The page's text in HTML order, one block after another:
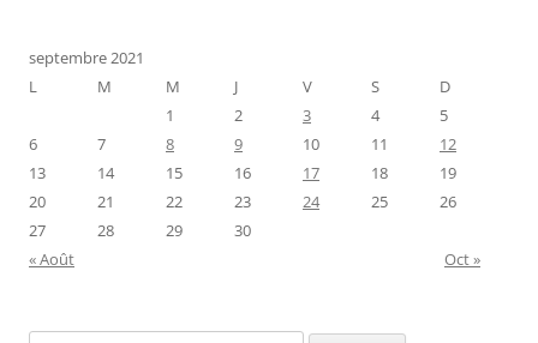
septembre 2021
L
M M J V S
D
1
2 3 4
5
6
7 8 9 10 11
12
13
14 15 16 17 18
19
20
21 22 23 24 25
26
27
28 29
30
« Août
Oct »